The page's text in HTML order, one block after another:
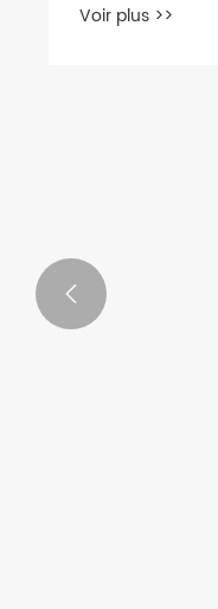
Voir plus >>
